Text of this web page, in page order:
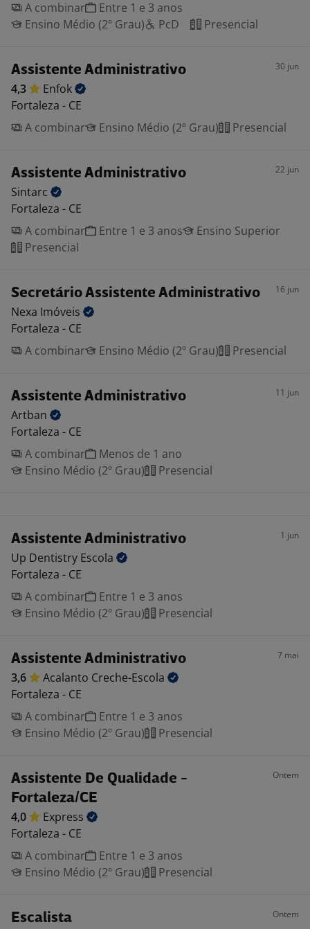
A combinar
Entre 1 e 3 anos
Ensino Médio (2º Grau)
PcD Presencial
Assistente Administrativo 30 jun
4,3
Enfok
Fortaleza - CE
A combinar
Ensino Médio (2º Grau) Presencial
Assistente Administrativo 22 jun
Sintarc
Fortaleza - CE
A combinar
Entre 1 e 3 anos
Ensino Superior
Presencial
Secretário Assistente Administrativo 16 jun
Nexa Imóveis
Fortaleza - CE
A combinar
Ensino Médio (2º Grau) Presencial
Assistente Administrativo 11 jun
Artban
Fortaleza - CE
A combinar
Menos de 1 ano
Ensino Médio (2º Grau)
Presencial
Assistente Administrativo 1 jun
Up Dentistry Escola
Fortaleza - CE
A combinar
Entre 1 e 3 anos
Ensino Médio (2º Grau)
Presencial
Assistente Administrativo 7 mai
3,6 Acalanto Creche-Escola
Fortaleza - CE
A combinar
Entre 1 e 3 anos
Ensino Médio (2º Grau)
Presencial
Assistente De Qualidade -
Fortaleza/CE
Ontem
4,0
Express
Fortaleza - CE
A combinar
Entre 1 e 3 anos
Ensino Médio (2º Grau)
Presencial
Escalista Ontem